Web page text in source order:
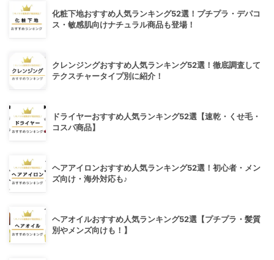
化粧下地おすすめ人気ランキング52選！プチプラ・デパコ
ス・敏感肌向けナチュラル商品も登場！
クレンジングおすすめ人気ランキング52選！徹底調査して
テクスチャータイプ別に紹介！
ドライヤーおすすめ人気ランキング52選【速乾・くせ毛・
コスパ商品】
ヘアアイロンおすすめ人気ランキング52選！初心者・メン
ズ向け・海外対応も♪
ヘアオイルおすすめ人気ランキング52選【プチプラ・髪質
別やメンズ向けも！】